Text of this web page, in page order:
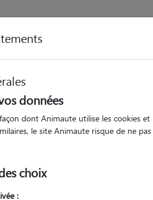
gardien
sitters vérifiés
données
dont Animaute utilise les cookies
le site Animaute risque de ne
choix
: